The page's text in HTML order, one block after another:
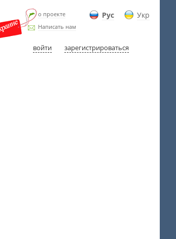
Рус Укр
о проекте
Написать нам
войти зарегистрироваться